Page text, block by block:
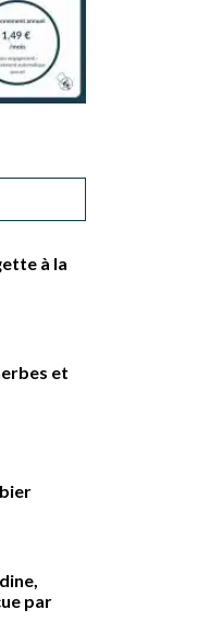
à la
et
par